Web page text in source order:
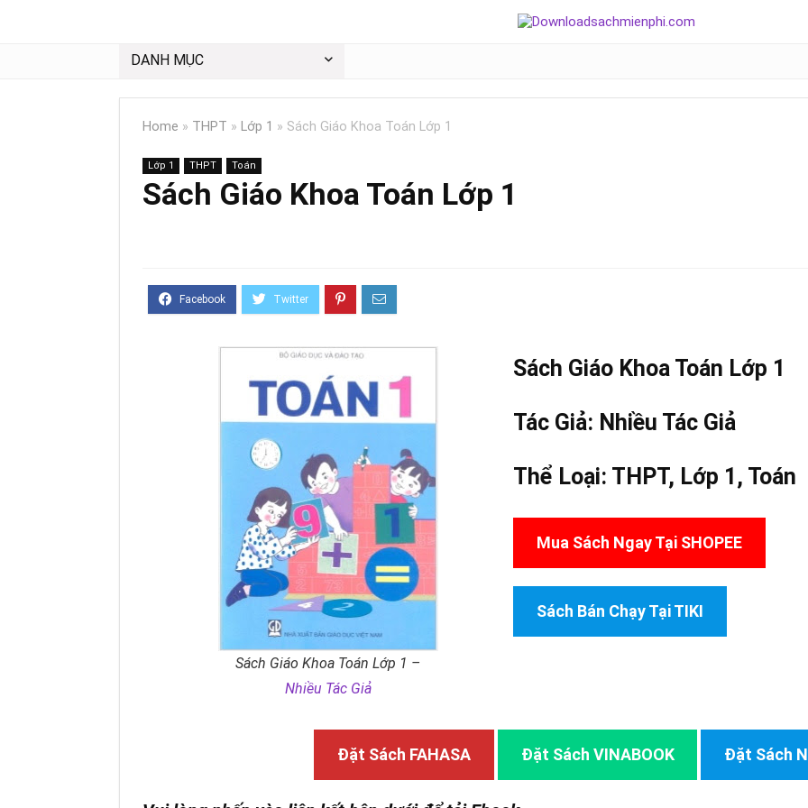
DANH MỤC
Home » THPT » Lớp 1 » Sách Giáo Khoa Toán Lớp 1
Lớp 1 THPT Toán
Sách Giáo Khoa Toán Lớp 1
Sách Giáo Khoa Toán Lớp 1 –
Nhiều Tác Giả
Sách Giáo Khoa Toán Lớp 1
Tác Giả: Nhiều Tác Giả
Thể Loại: THPT, Lớp 1 , Toán
Mua Sách Ngay Tại SHOPEE
Sách Bán Chạy Tại TIKI
Đặt Sách FAHASA Đặt Sách VINABOOK Đặt Sách